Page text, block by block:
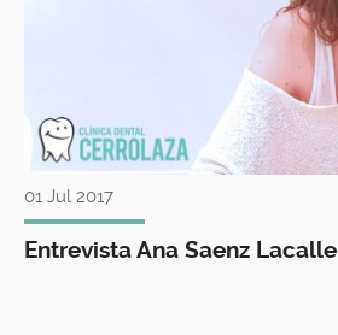
01 Jul 2017
Entrevista Ana Saenz Lacalle